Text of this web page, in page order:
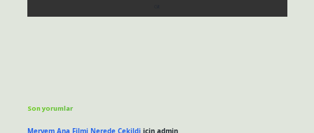
Son yorumlar